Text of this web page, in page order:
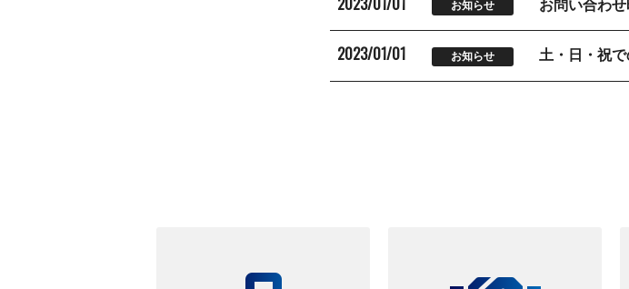
お知らせ お問い合わ
2023/01/01 お知らせ 土・日・祝